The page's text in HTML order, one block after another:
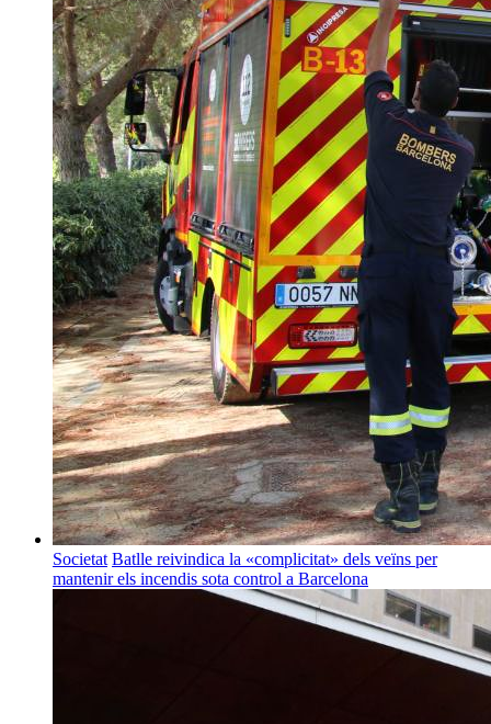
Societat Batlle reivindica la «complicitat» dels veïns per
mantenir els incendis sota control a Barcelona